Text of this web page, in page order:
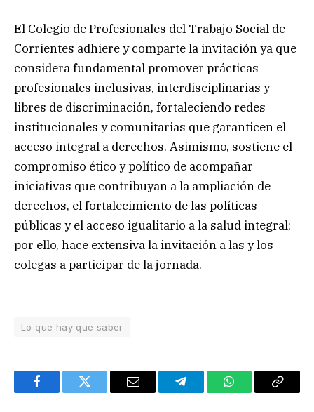
El Colegio de Profesionales del Trabajo Social de
Corrientes adhiere y comparte la invitación ya que
considera fundamental promover prácticas
profesionales inclusivas, interdisciplinarias y
libres de discriminación, fortaleciendo redes
institucionales y comunitarias que garanticen el
acceso integral a derechos. Asimismo, sostiene el
compromiso ético y político de acompañar
iniciativas que contribuyan a la ampliación de
derechos, el fortalecimiento de las políticas
públicas y el acceso igualitario a la salud integral;
por ello, hace extensiva la invitación a las y los
colegas a participar de la jornada.
Lo que hay que saber
FacebookTwitter Email TelegramWhatsAppCopy